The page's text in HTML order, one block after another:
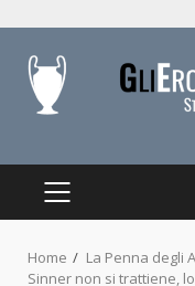
content
PRIMARY
Home
La Penna degli
Sinner non si trattiene,